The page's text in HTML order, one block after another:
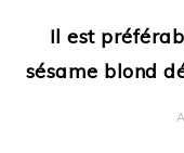
Il est
sésame blond